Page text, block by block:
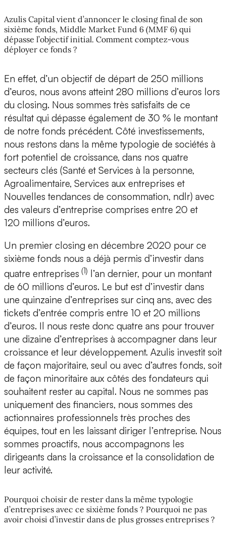
Azulis Capital vient d’annoncer le closing final de son
sixième fonds, Middle Market Fund 6 (MMF 6) qui
dépasse l’objectif initial. Comment comptez-vous
déployer ce fonds ?
En effet, d’un objectif de départ de 250 millions
d’euros, nous avons atteint 280 millions d’euros lors
du closing. Nous sommes très satisfaits de ce
résultat qui dépasse également de 30 % le montant
de notre fonds précédent. Côté investissements,
nous restons dans la même typologie de sociétés à
fort potentiel de croissance, dans nos quatre
secteurs clés (Santé et Services à la personne,
Agroalimentaire, Services aux entreprises et
Nouvelles tendances de consommation, ndlr) avec
des valeurs d’entreprise comprises entre 20 et
120 millions d’euros.
Un premier closing en décembre 2020 pour ce
sixième fonds nous a déjà permis d’investir dans
quatre entreprises (1) l’an dernier, pour un montant
de 60 millions d’euros. Le but est d’investir dans
une quinzaine d’entreprises sur cinq ans, avec des
tickets d’entrée compris entre 10 et 20 millions
d’euros. Il nous reste donc quatre ans pour trouver
une dizaine d’entreprises à accompagner dans leur
croissance et leur développement. Azulis investit soit
de façon majoritaire, seul ou avec d’autres fonds, soit
de façon minoritaire aux côtés des fondateurs qui
souhaitent rester au capital. Nous ne sommes pas
uniquement des financiers, nous sommes des
actionnaires professionnels très proches des
équipes, tout en les laissant diriger l’entreprise. Nous
sommes proactifs, nous accompagnons les
dirigeants dans la croissance et la consolidation de
leur activité.
Pourquoi choisir de rester dans la même typologie
d’entreprises avec ce sixième fonds ? Pourquoi ne pas
avoir choisi d’investir dans de plus grosses entreprises ?